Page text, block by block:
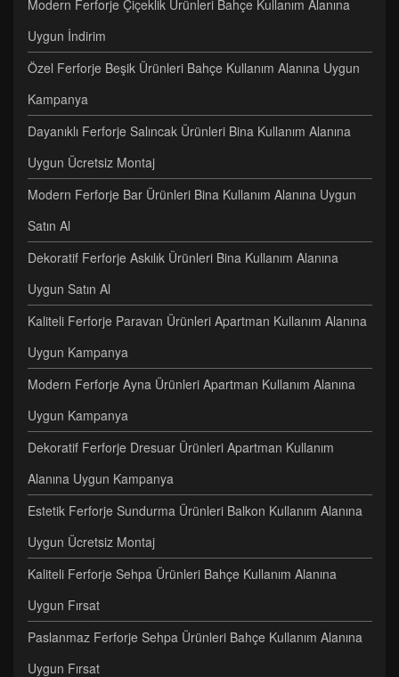
Modern Ferforje Çiçeklik Ürünleri Bahçe Kullanım Alanına
Uygun İndirim
Özel Ferforje Beşik Ürünleri Bahçe Kullanım Alanına Uygun
Kampanya
Dayanıklı Ferforje Salıncak Ürünleri Bina Kullanım Alanına
Uygun Ücretsiz Montaj
Modern Ferforje Bar Ürünleri Bina Kullanım Alanına Uygun
Satın Al
Dekoratif Ferforje Askılık Ürünleri Bina Kullanım Alanına
Uygun Satın Al
Kaliteli Ferforje Paravan Ürünleri Apartman Kullanım Alanına
Uygun Kampanya
Modern Ferforje Ayna Ürünleri Apartman Kullanım Alanına
Uygun Kampanya
Dekoratif Ferforje Dresuar Ürünleri Apartman Kullanım
Alanına Uygun Kampanya
Estetik Ferforje Sundurma Ürünleri Balkon Kullanım Alanına
Uygun Ücretsiz Montaj
Kaliteli Ferforje Sehpa Ürünleri Bahçe Kullanım Alanına
Uygun Fırsat
Paslanmaz Ferforje Sehpa Ürünleri Bahçe Kullanım Alanına
Uygun Fırsat